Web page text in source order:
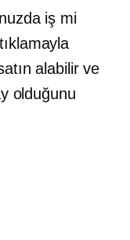
iş mi
alabilir ve
olduğunu